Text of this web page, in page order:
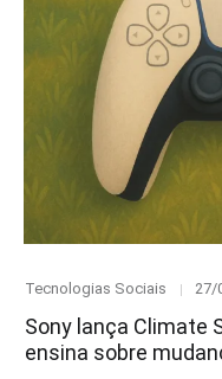
Category
Tecnologias Sociais 27/
Sony lança Climate
ensina sobre